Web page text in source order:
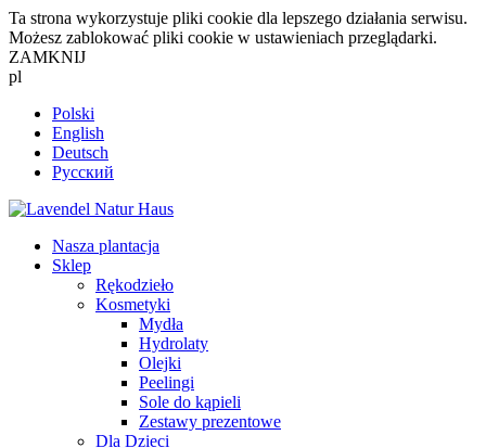
Ta strona wykorzystuje pliki cookie dla lepszego działania serwisu.
Możesz zablokować pliki cookie w ustawieniach przeglądarki.
ZAMKNIJ
pl
Polski
English
Deutsch
Русский
Nasza plantacja
Sklep
Rękodzieło
Kosmetyki
Mydła
Hydrolaty
Olejki
Peelingi
Sole do kąpieli
Zestawy prezentowe
Dla Dzieci